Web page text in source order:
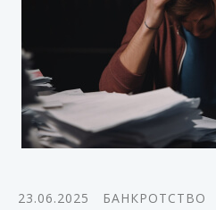
23.06.2025
БАНКРОТСТВО